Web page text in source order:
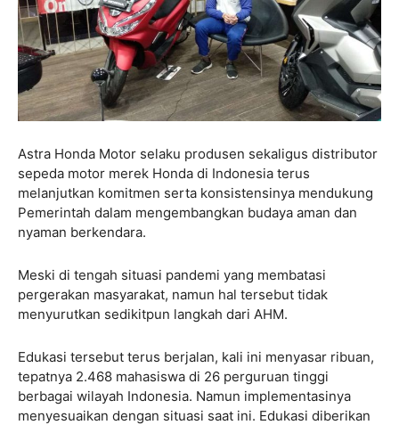
Astra Honda Motor selaku produsen sekaligus distributor
sepeda motor merek Honda di Indonesia terus
melanjutkan komitmen serta konsistensinya mendukung
Pemerintah dalam mengembangkan budaya aman dan
nyaman berkendara.
Meski di tengah situasi pandemi yang membatasi
pergerakan masyarakat, namun hal tersebut tidak
menyurutkan sedikitpun langkah dari AHM.
Edukasi tersebut terus berjalan, kali ini menyasar ribuan,
tepatnya 2.468 mahasiswa di 26 perguruan tinggi
berbagai wilayah Indonesia. Namun implementasinya
menyesuaikan dengan situasi saat ini. Edukasi diberikan